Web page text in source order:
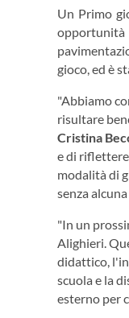
Un Primo
gioco, ed è
"Abbiamo
risultare
Cristina
e di
modalità di
senza
"In un
Alighieri.
didattico,
scuola e la
esterno per